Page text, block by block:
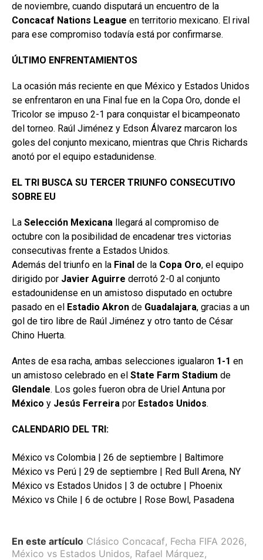
de noviembre, cuando disputará un encuentro de la
Concacaf Nations League en territorio mexicano. El rival
para ese compromiso todavía está por confirmarse.
ÚLTIMO ENFRENTAMIENTOS
La ocasión más reciente en que México y Estados Unidos
se enfrentaron en una Final fue en la Copa Oro, donde el
Tricolor se impuso 2-1 para conquistar el bicampeonato
del torneo. Raúl Jiménez y Edson Álvarez marcaron los
goles del conjunto mexicano, mientras que Chris Richards
anotó por el equipo estadunidense.
EL TRI BUSCA SU TERCER TRIUNFO CONSECUTIVO
SOBRE EU
La Selección Mexicana llegará al compromiso de
octubre con la posibilidad de encadenar tres victorias
consecutivas frente a Estados Unidos.
Además del triunfo en la Final de la Copa Oro, el equipo
dirigido por Javier Aguirre derrotó 2-0 al conjunto
estadounidense en un amistoso disputado en octubre
pasado en el Estadio Akron de Guadalajara, gracias a un
gol de tiro libre de Raúl Jiménez y otro tanto de César
Chino Huerta.
Antes de esa racha, ambas selecciones igualaron 1-1 en
un amistoso celebrado en el State Farm Stadium de
Glendale. Los goles fueron obra de Uriel Antuna por
México y Jesús Ferreira por Estados Unidos.
CALENDARIO DEL TRI:
México vs Colombia | 26 de septiembre | Baltimore
México vs Perú | 29 de septiembre | Red Bull Arena, NY
México vs Estados Unidos | 3 de octubre | Phoenix
México vs Chile | 6 de octubre | Rose Bowl, Pasadena
En este artículo Clásico Concacaf, Fecha FIFA 2026,
México vs Estados Unidos, Rafael Márquez,